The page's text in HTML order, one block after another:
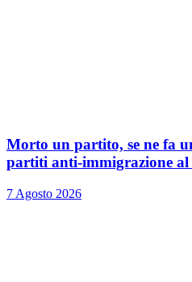
Morto un partito, se ne fa
partiti anti-immigrazione al
7 Agosto 2026